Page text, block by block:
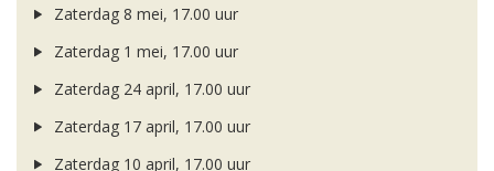
Zaterdag 8 mei, 17.00 uur
Zaterdag 1 mei, 17.00 uur
Zaterdag 24 april, 17.00 uur
Zaterdag 17 april, 17.00 uur
Zaterdag 10 april, 17.00 uur